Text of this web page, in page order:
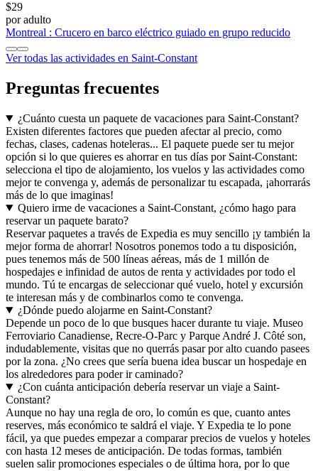
$29
por adulto
Montreal : Crucero en barco eléctrico guiado en grupo reducido
Ver todas las actividades en Saint-Constant
Preguntas frecuentes
¿Cuánto cuesta un paquete de vacaciones para Saint-Constant?
Existen diferentes factores que pueden afectar al precio, como
fechas, clases, cadenas hoteleras... El paquete puede ser tu mejor
opción si lo que quieres es ahorrar en tus días por Saint-Constant:
selecciona el tipo de alojamiento, los vuelos y las actividades como
mejor te convenga y, además de personalizar tu escapada, ¡ahorrarás
más de lo que imaginas!
Quiero irme de vacaciones a Saint-Constant, ¿cómo hago para
reservar un paquete barato?
Reservar paquetes a través de Expedia es muy sencillo ¡y también la
mejor forma de ahorrar! Nosotros ponemos todo a tu disposición,
pues tenemos más de 500 líneas aéreas, más de 1 millón de
hospedajes e infinidad de autos de renta y actividades por todo el
mundo. Tú te encargas de seleccionar qué vuelo, hotel y excursión
te interesan más y de combinarlos como te convenga.
¿Dónde puedo alojarme en Saint-Constant?
Depende un poco de lo que busques hacer durante tu viaje. Museo
Ferroviario Canadiense, Recre-O-Parc y Parque André J. Côté son,
indudablemente, visitas que no querrás pasar por alto cuando pasees
por la zona. ¿No crees que sería buena idea buscar un hospedaje en
los alrededores para poder ir caminado?
¿Con cuánta anticipación debería reservar un viaje a Saint-
Constant?
Aunque no hay una regla de oro, lo común es que, cuanto antes
reserves, más económico te saldrá el viaje. Y Expedia te lo pone
fácil, ya que puedes empezar a comparar precios de vuelos y hoteles
con hasta 12 meses de anticipación. De todas formas, también
suelen salir promociones especiales o de última hora, por lo que